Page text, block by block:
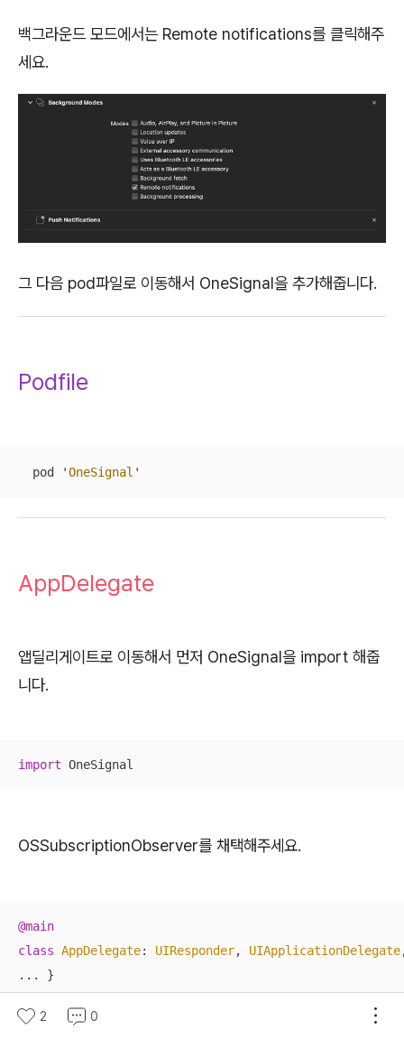
백그라운드 모드에서는 Remote notifications를 클릭해주
세요.
그 다음 pod파일로 이동해서 OneSignal을 추가해줍니다.
Podfile
  pod '
OneSignal '
AppDelegate
앱딜리게이트로 이동해서 먼저 OneSignal을 import 해줍
니다.
import OneSignal
OSSubscriptionObserver를 채택해주세요.
@main
class AppDelegate: UIResponder, UIApplicationDelegate
...
}
2 0